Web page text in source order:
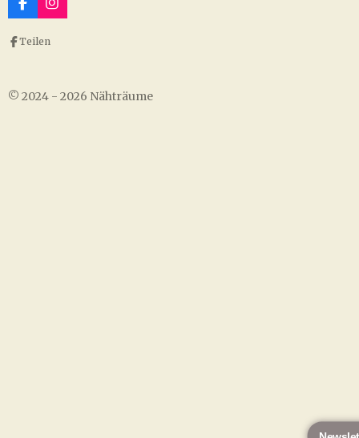
F
a
c
e
k
I
n
a
Teilen
© 2024 - 2026 Nähträume